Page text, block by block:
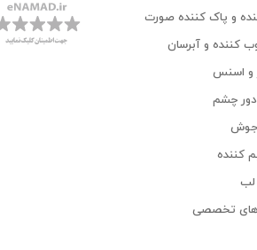
و پاک‌ کننده صورت
کننده و آبرسان
و اسنس
چشم
کننده
لب
تخصصی